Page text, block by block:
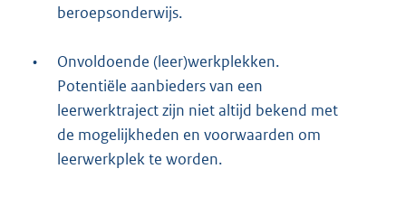
beroepsonderwijs.
•
Onvoldoende (leer)werkplekken.
Potentiële aanbieders van een
leerwerktraject zijn niet altijd bekend met
de mogelijkheden en voorwaarden om
leerwerkplek te worden.